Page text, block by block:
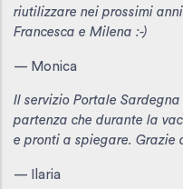
riutilizzare nei prossimi
Francesca e Milena :-)
— Monica
Il servizio Portale
partenza che durante la
e pronti a spiegare. Grazie
— Ilaria